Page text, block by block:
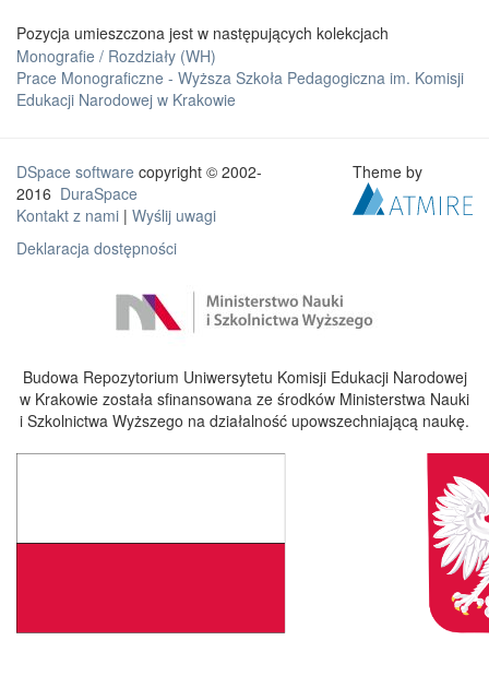
Pozycja umieszczona jest w następujących kolekcjach
Monografie / Rozdziały (WH)
Prace Monograficzne - Wyższa Szkoła Pedagogiczna im. Komisji
Edukacji Narodowej w Krakowie
DSpace software copyright © 2002-
2016 DuraSpace
Kontakt z nami | Wyślij uwagi
Deklaracja dostępności
Theme by
Budowa Repozytorium Uniwersytetu Komisji Edukacji Narodowej
w Krakowie została sfinansowana ze środków Ministerstwa Nauki
i Szkolnictwa Wyższego na działalność upowszechniającą naukę.